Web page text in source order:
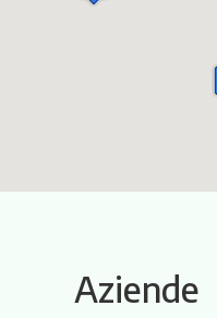
Aziende